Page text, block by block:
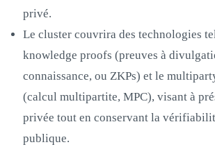
privé.
Le cluster couvrira des technologies
knowledge proofs (preuves à
connaissance, ou ZKPs) et le
(calcul multipartite, MPC), visant à
privée tout en conservant la
publique.